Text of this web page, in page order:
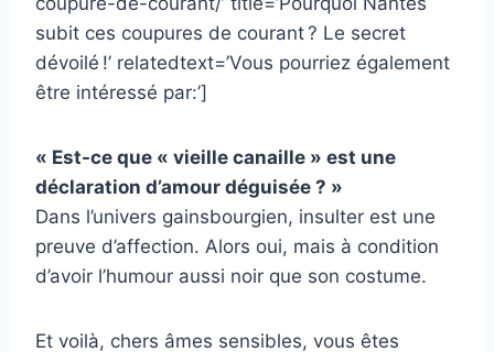
subit ces coupures de courant ? Le secret
dévoilé !’ relatedtext=’Vous pourriez également
être intéressé par:’]
« Est-ce que « vieille canaille » est une
déclaration d’amour déguisée ? »
Dans l’univers gainsbourgien, insulter est une
preuve d’affection. Alors oui, mais à condition
d’avoir l’humour aussi noir que son costume.
Et voilà, chers âmes sensibles, vous êtes